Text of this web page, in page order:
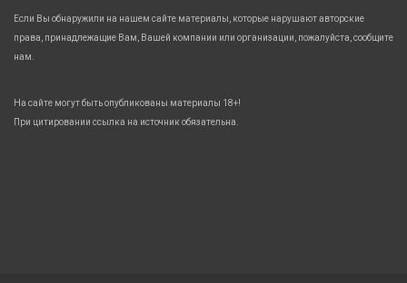
Если Вы обнаружили на нашем сайте материалы, которые нарушают авторские
права, принадлежащие Вам, Вашей компании или организации, пожалуйста, сообщите
нам.
На сайте могут быть опубликованы материалы 18+!
При цитировании ссылка на источник обязательна.